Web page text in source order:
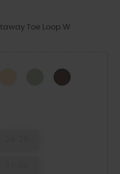
Toe Loop W
Jade TintTruffle